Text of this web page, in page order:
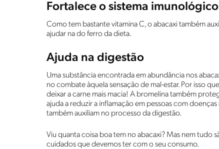
Fortalece o sistema imunológico
Como tem bastante vitamina C, o abacaxi também
ajudar na do ferro da dieta.
Ajuda na digestão
Uma substância encontrada em abundância nos
no combate àquela sensação de mal-estar. Por isso
deixar a carne mais macia! A bromelina também
ajuda a reduzir a inflamação em pessoas com
também auxiliam no processo da digestão.
Viu quanta coisa boa tem no abacaxi? Mas nem tudo
cuidados que devemos ter com o seu consumo.